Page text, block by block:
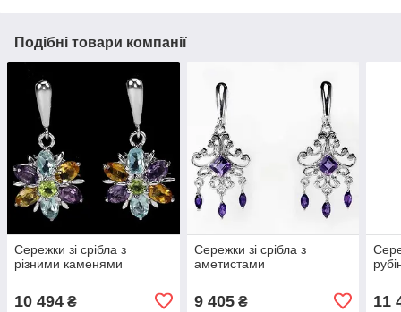
Подібні товари компанії
Сережки зі срібла з
різними каменями
10 494 ₴
Сережки зі срібла з
аметистами
9 405₴ 11